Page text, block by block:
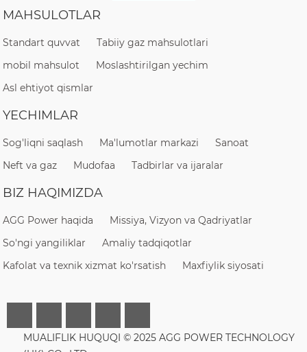
MAHSULOTLAR
Standart quvvat
Tabiiy gaz mahsulotlari
mobil mahsulot
Moslashtirilgan yechim
Asl ehtiyot qismlar
YECHIMLAR
Sog'liqni saqlash Ma'lumotlar markazi
Sanoat
Neft va gaz
Mudofaa Tadbirlar va ijaralar
BIZ HAQIMIZDA
AGG Power haqida
Missiya, Vizyon va Qadriyatlar
So'ngi yangiliklar
Amaliy tadqiqotlar
Kafolat va texnik xizmat ko'rsatish
Maxfiylik siyosati
MUALIFLIK HUQUQI © 2025 AGG POWER TECHNOLOGY